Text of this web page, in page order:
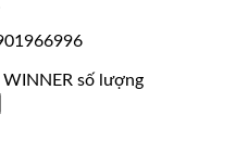
số lượng